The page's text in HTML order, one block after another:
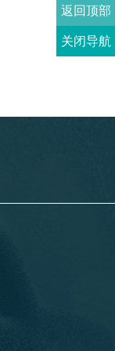
返回顶部
关闭导航